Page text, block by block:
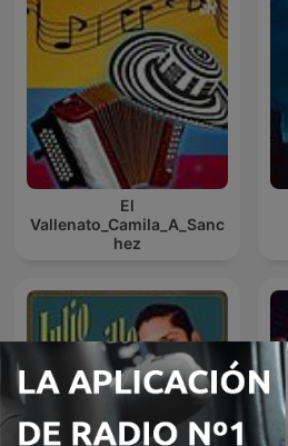
El
Vallenato_Camila_A_Sanc
hez